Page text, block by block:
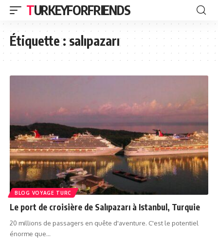
TURKEYFORFRIENDS
Étiquette :salıpazarı
BLOG VOYAGE TURC
Le port de croisière de Salıpazarı à Istanbul, Turquie
20 millions de passagers en quête d'aventure. C'est le potentiel
énorme que…